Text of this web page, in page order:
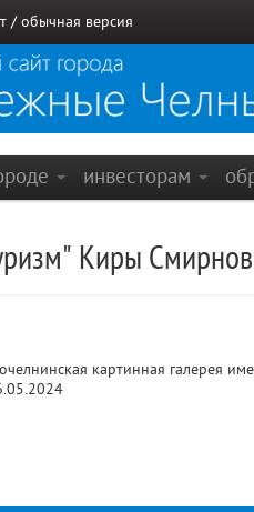
/ обычная версия
инвесторам
Киры
картинная галерея